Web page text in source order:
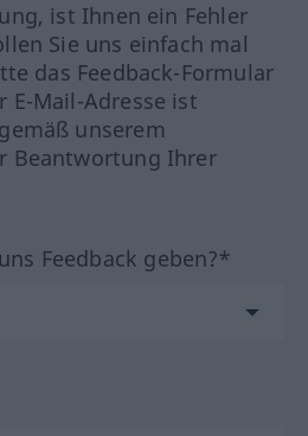
ist Ihnen ein Fehler
Sie uns einfach mal
das Feedback-Formular
E-Mail-Adresse ist
unserem
Beantwortung Ihrer
Feedback geben?*